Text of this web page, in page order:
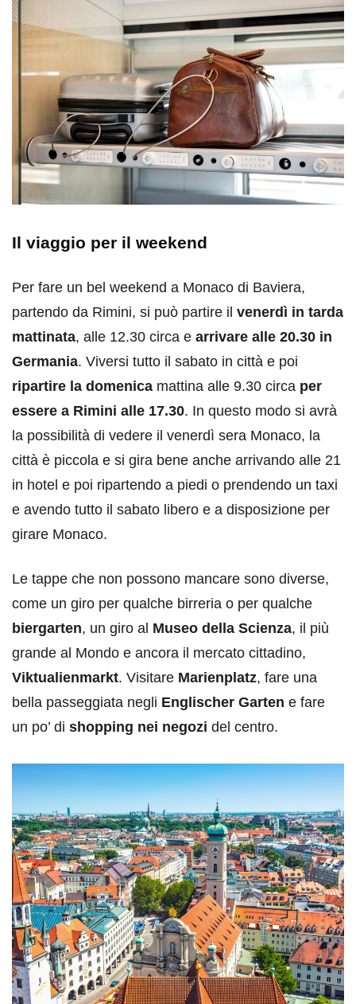
Il viaggio per il weekend
Per fare un bel weekend a Monaco di Baviera,
partendo da Rimini, si può partire il venerdì in tarda
mattinata, alle 12.30 circa e arrivare alle 20.30 in
Germania. Viversi tutto il sabato in città e poi
ripartire la domenica mattina alle 9.30 circa per
essere a Rimini alle 17.30. In questo modo si avrà
la possibilità di vedere il venerdì sera Monaco, la
città è piccola e si gira bene anche arrivando alle 21
in hotel e poi ripartendo a piedi o prendendo un taxi
e avendo tutto il sabato libero e a disposizione per
girare Monaco.
Le tappe che non possono mancare sono diverse,
come un giro per qualche birreria o per qualche
biergarten, un giro al Museo della Scienza, il più
grande al Mondo e ancora il mercato cittadino,
Viktualienmarkt. Visitare Marienplatz, fare una
bella passeggiata negli Englischer Garten e fare
un po’ di shopping nei negozi del centro.